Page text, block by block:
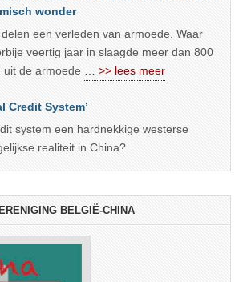
wonder
een verleden van armoede. Waar
veertig jaar in slaagde meer dan 800
uit de armoede
… >> lees meer
Credit System’
system een hardnekkige westerse
realiteit in China?
BELGIË-CHINA